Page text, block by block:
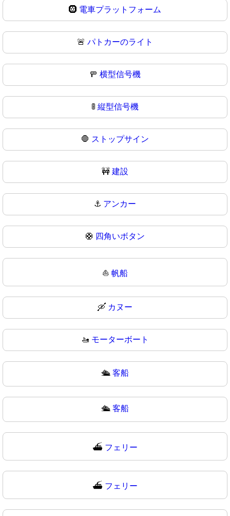
🛞 電車プラットフォーム
🚨 パトカーのライト
🚥 横型信号機
🚦 縦型信号機
🛑 ストップサイン
🚧 建設
⚓ アンカー
🛟 四角いボタン
⛵ 帆船
🛶 カヌー
🚤 モーターボート
🛳️ 客船
🛳 客船
⛴️ フェリー
⛴ フェリー